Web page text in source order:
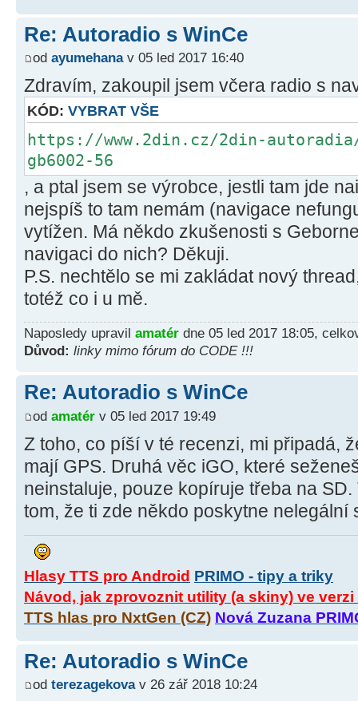
Re: Autoradio s WinCe
od ayumehanav 05 led 2017 16:40
Zdravím, zakoupil jsem včera radio s
KÓD: VYBRAT VŠE
https://www.2din.cz/2din-
gb6002-56
, a ptal jsem se výrobce, jestli tam jde
nejspíš to tam nemám (navigace
vytížen. Má někdo zkušenosti s
navigaci do nich? Děkuji.
P.S. nechtělo se mi zakládat nový
totéž co i u mě.
Naposledy upravil amatér dne 05 led 2017 18:05,
Důvod: linky mimo fórum do CODE !!!
Re: Autoradio s WinCe
od amatér v 05 led 2017 19:49
Z toho, co píší v té recenzi, mi připadá,
mají GPS. Druhá věc iGO, které
neinstaluje, pouze kopíruje třeba na
tom, že ti zde někdo poskytne nelegální
Hlasy TTS pro Android PRIMO - tipy a triky
Návod, jak zprovoznit utility (a skiny) ve
TTS hlas pro NxtGen (CZ) Nová Zuzana
Re: Autoradio s WinCe
od terezagekovav 26 zář 2018 10:24